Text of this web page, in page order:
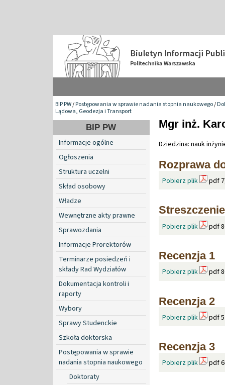
BIP PW/Postępowania w sprawie nadania stopnia naukowego/
Lądowa, Geodezja i Transport
BIP PW
Informacje ogólne
Ogłoszenia
Struktura uczelni
Skład osobowy
Władze
Wewnętrzne akty prawne
Sprawozdania
Informacje Prorektorów
Terminarze posiedzeń i
składy Rad Wydziałów
Dokumentacja kontroli i
raporty
Wybory
Sprawy Studenckie
Szkoła doktorska
Postępowania w sprawie
nadania stopnia naukowego
Doktoraty
Mgr inż.
Dziedzina: nauk
Rozprawa
Pobierz plik pdf
Pobierz plik pdf
Recenzja 1
Pobierz plik pdf
Recenzja 2
Pobierz plik pdf
Recenzja 3
Pobierz plik pdf